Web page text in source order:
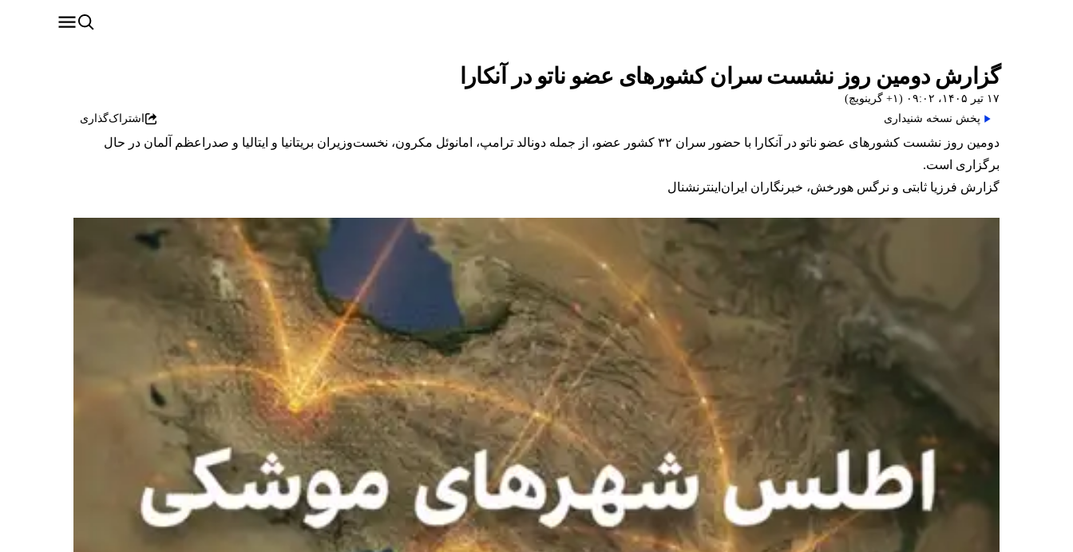
گزارش دومین روز نشست سران کشورهای عضو ناتو در آنکارا
۱۷ تیر ۱۴۰۵، ۰۹:۰۲ (‎+۱ گرینویچ)
پخش نسخه شنیداری
اشتراک‌گذاری
دومین روز نشست کشورهای عضو ناتو در آنکارا با حضور سران ۳۲ کشور عضو، از جمله دونالد ترامپ، امانوئل مکرون، نخست‌وزیران بریتانیا و ایتالیا و صدراعظم آلمان در حال
برگزاری است.
گزارش فرزیا ثابتی و نرگس هورخش، خبرنگاران ایران‌اینترنشنال